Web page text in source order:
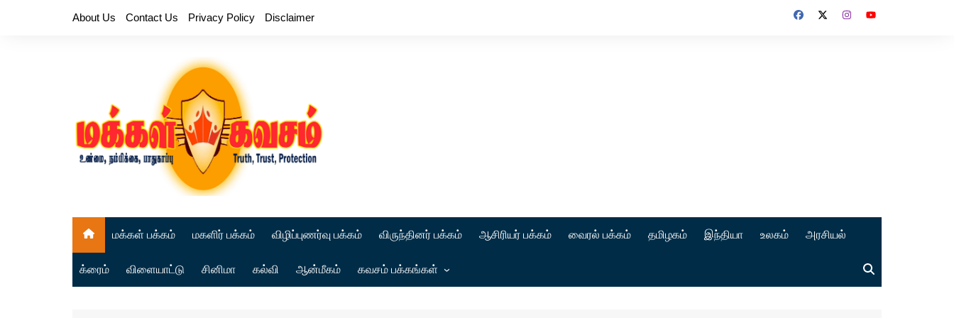
About Us Contact Us Privacy Policy Disclaimer
மக்கள் பக்கம் மகளிர் பக்கம் விழிப்புணர்வு பக்கம் விருந்தினர் பக்கம் ஆசிரியர் பக்கம் வைரல் பக்கம் தமிழகம் இந்தியா உலகம் அரசியல்
க்ரைம் விளையாட்டு சினிமா கல்வி ஆன்மீகம் கவசம் பக்கங்கள்